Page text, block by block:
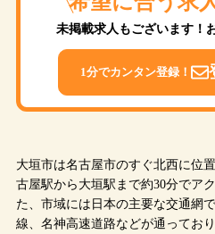
未掲載求人もございます！
1分でカンタン登録！
大垣市は名古屋市のすぐ北西に位
古屋駅から大垣駅まで約30分でア
た、市域には日本の主要な交通網
線、名神高速道路などが通ってお